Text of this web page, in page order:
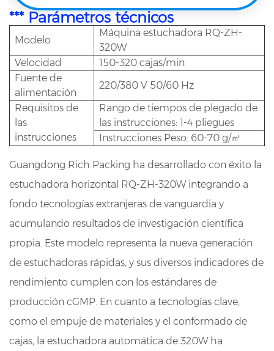
*** Parámetros técnicos
Modelo
Máquina estuchadora RQ-ZH-
320W
Velocidad
150-320 cajas/min
Fuente de
alimentación
220/380 V 50/60 Hz
Requisitos de
las
instrucciones
Rango de tiempos de plegado de
las instrucciones: 1-4 pliegues
Instrucciones Peso: 60-70 g/㎡
Guangdong Rich Packing ha desarrollado con éxito la
estuchadora horizontal RQ-ZH-320W integrando a
fondo tecnologías extranjeras de vanguardia y
acumulando resultados de investigación científica
propia. Este modelo representa la nueva generación
de estuchadoras rápidas, y sus diversos indicadores de
rendimiento cumplen con los estándares de
producción cGMP. En cuanto a tecnologías clave,
como el empuje de materiales y el conformado de
cajas, la estuchadora automática de 320W ha